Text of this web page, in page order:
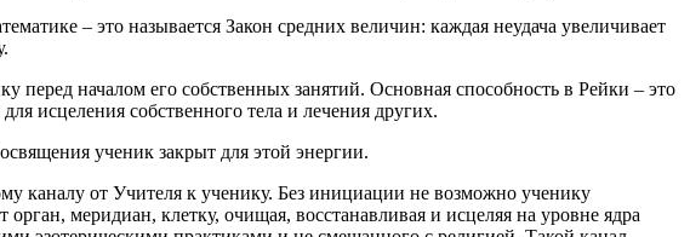
– это называется Закон средних величин: каждая неудача увеличивает
перед началом его собственных занятий. Основная способность в Рейки – это
исцеления собственного тела и лечения других.
ученик закрыт для этой энергии.
каналу от Учителя к ученику. Без инициации не возможно ученику
меридиан, клетку, очищая, восстанавливая и исцеляя на уровне ядра